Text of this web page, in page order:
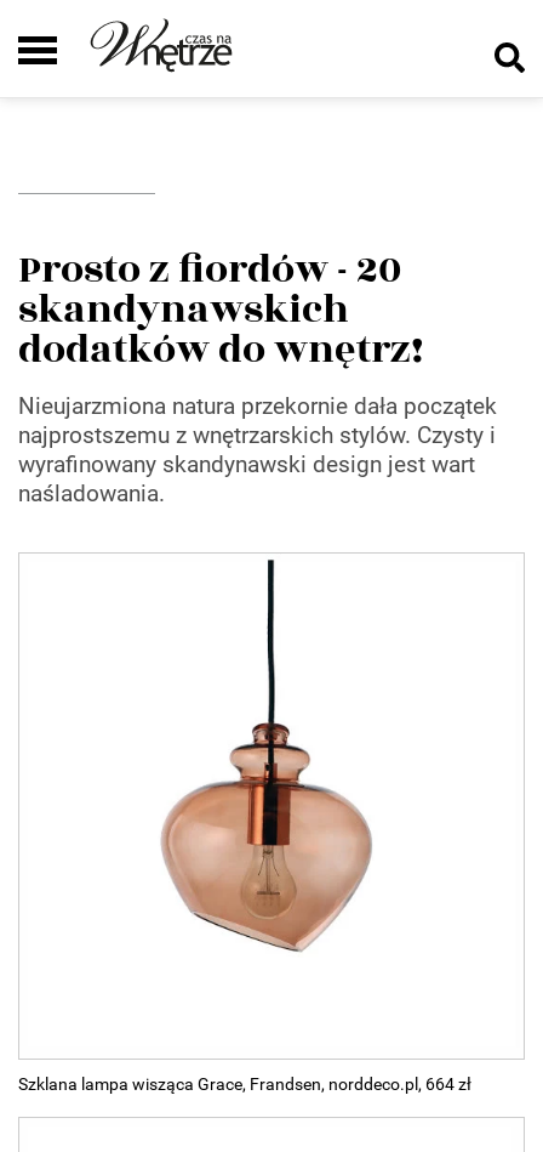
Prosto z fiordów - 20
skandynawskich
dodatków do wnętrz!
Nieujarzmiona natura przekornie dała początek
najprostszemu z wnętrzarskich stylów. Czysty i
wyrafinowany skandynawski design jest wart
naśladowania.
Szklana lampa wisząca Grace, Frandsen, norddeco.pl, 664 zł